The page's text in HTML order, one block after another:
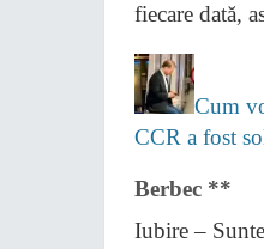
fiecare dată,
Cum
CCR a fost
Berbec **
Iubire –